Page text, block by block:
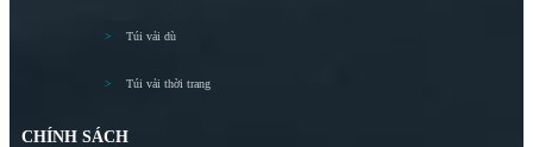
Túi vải dù
Túi vải thời trang
CHÍNH SÁCH